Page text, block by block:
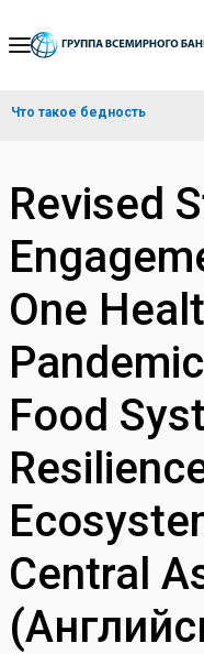
Skip
Navigation
Что такое бедность
Revised
One
Food
Central